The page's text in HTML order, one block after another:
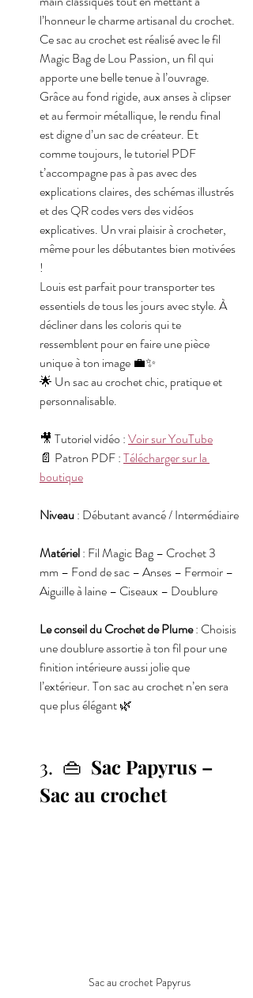
l’honneur le charme artisanal du crochet.
Ce sac au crochet est réalisé avec le fil
Magic Bag de Lou Passion, un fil qui
apporte une belle tenue à l’ouvrage.
Grâce au fond rigide, aux anses à clipser
et au fermoir métallique, le rendu final
est digne d’un sac de créateur. Et
comme toujours, le tutoriel PDF
t’accompagne pas à pas avec des
explications claires, des schémas illustrés
et des QR codes vers des vidéos
explicatives. Un vrai plaisir à crocheter,
même pour les débutantes bien motivées
!
Louis est parfait pour transporter tes
essentiels de tous les jours avec style. À
décliner dans les coloris qui te
ressemblent pour en faire une pièce
unique à ton image 💼✨
🌟 Un sac au crochet chic, pratique et
personnalisable.
🎥 Tutoriel vidéo : Voir sur YouTube
📄 Patron PDF : Télécharger sur la
boutique
Niveau : Débutant avancé / Intermédiaire
Matériel : Fil Magic Bag – Crochet 3
mm – Fond de sac – Anses – Fermoir –
Aiguille à laine – Ciseaux – Doublure
Le conseil du Crochet de Plume : Choisis
une doublure assortie à ton fil pour une
finition intérieure aussi jolie que
l’extérieur. Ton sac au crochet n’en sera
que plus élégant 🌿
3.  👜 Sac Papyrus –
Sac au crochet
Sac au crochet Papyrus